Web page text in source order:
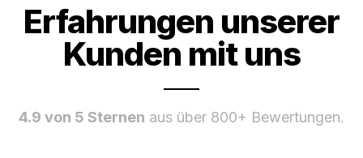
Erfahrungen unserer
Kunden mit uns
4.9 von 5 Sternen aus über 800+ Bewertungen.